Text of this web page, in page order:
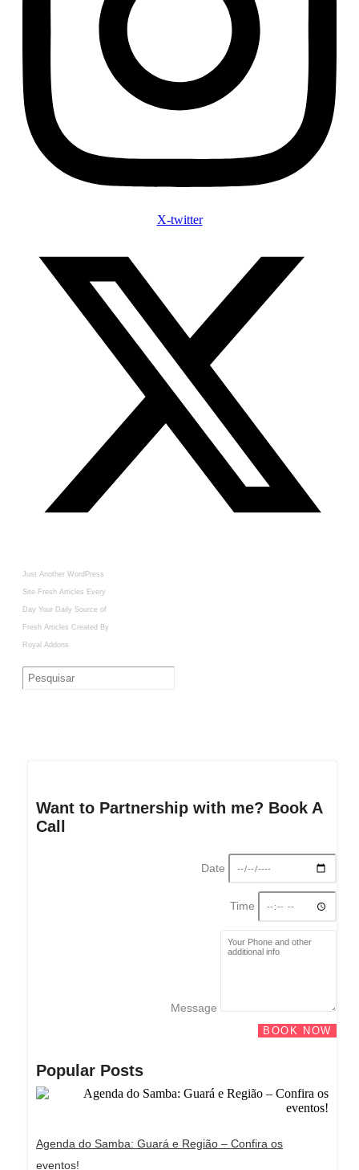
X-twitter
Just Another WordPress
Site Fresh Articles Every
Day Your Daily Source of
Fresh Articles Created By
Royal Addons
Want to Partnership with me? Book A
Call
Date
Time
Message
BOOK NOW
Popular Posts
Agenda do Samba: Guará e Região – Confira os
eventos!